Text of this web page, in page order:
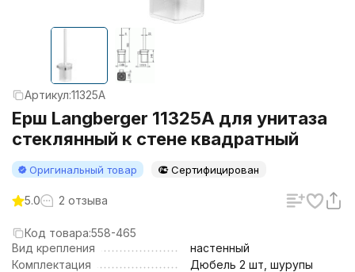
Артикул:11325A
Ерш Langberger 11325A для унитаза
стеклянный к стене квадратный
Оригинальный товар Сертифицирован
5.0 2 отзыва
Код товара:558-465
Вид крепления
настенный
Комплектация
Дюбель 2 шт, шурупы